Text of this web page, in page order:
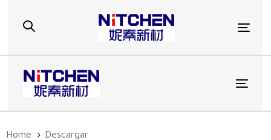
navigation
Home
Descargar